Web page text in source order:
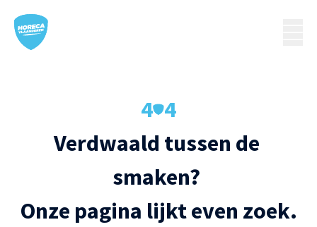
4 4
Verdwaald tussen de
smaken?
Onze pagina lijkt even zoek.